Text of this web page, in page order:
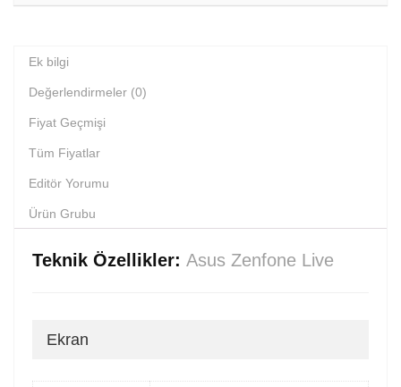
Ek bilgi
Değerlendirmeler (0)
Fiyat Geçmişi
Tüm Fiyatlar
Editör Yorumu
Ürün Grubu
Teknik Özellikler: Asus Zenfone Live
Ekran